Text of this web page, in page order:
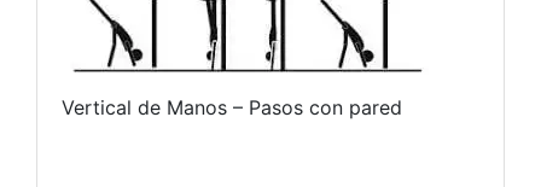
Vertical de Manos – Pasos con pared